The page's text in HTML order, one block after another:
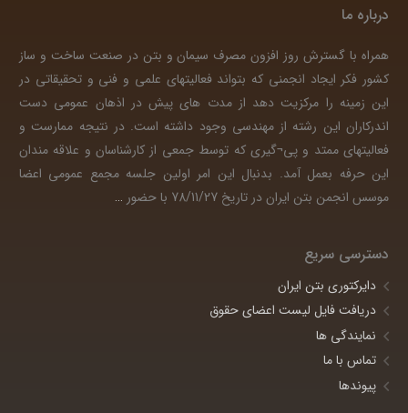
درباره ما
همراه با گسترش روز افزون مصرف سیمان و بتن در صنعت ساخت و ساز
کشور فکر ایجاد انجمنی که بتواند فعالیتهای علمی و فنی و تحقیقاتی در
این زمینه را مرکزیت دهد از مدت های پیش در اذهان عمومی دست
اندرکاران این رشته از مهندسی وجود داشته است. در نتیجه ممارست و
فعالیتهای ممتد و پی¬گیری که توسط جمعی از کارشناسان و علاقه مندان
این حرفه بعمل آمد. بدنبال این امر اولین جلسه مجمع عمومی اعضا
موسس انجمن بتن ایران در تاریخ 78/11/27 با حضور
…
دسترسی سریع
دایرکتوری بتن ایران
دریافت فایل لیست اعضای حقوق
نمایندگی ها
تماس با ما
پیوندها